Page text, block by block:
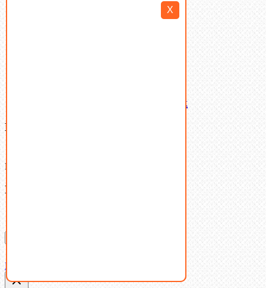
X
Латунный и бронзовый крепеж
Ваша корзина
В корзине нет товаров.
Поиск
Don't show this popup again